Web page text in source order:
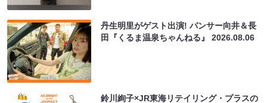
丹生明里がゲスト出演! パンサー向井＆長
田『くるま温泉ちゃんねる』2026.08.06
鈴川絢子×JR東海リテイリング・プラスの